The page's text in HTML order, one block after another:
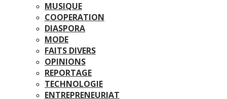
MUSIQUE
COOPERATION
DIASPORA
MODE
FAITS DIVERS
OPINIONS
REPORTAGE
TECHNOLOGIE
ENTREPRENEURIAT